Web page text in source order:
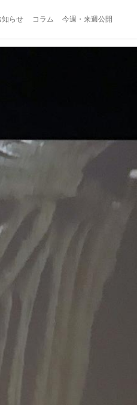
知らせ コラム 今週・来週公開